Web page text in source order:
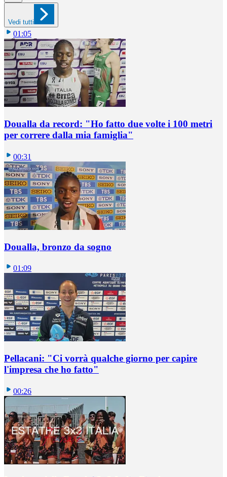
Vedi tutti
01:05
Doualla da record: "Ho fatto due volte i 100 metri
per correre dalla mia famiglia"
00:31
Doualla, bronzo da sogno
01:09
Pellacani: "Ci vorrà qualche giorno per capire
l'impresa che ho fatto"
00:26